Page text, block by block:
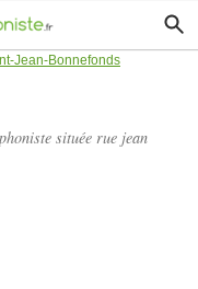
Jean-Bonnefonds
située rue jean